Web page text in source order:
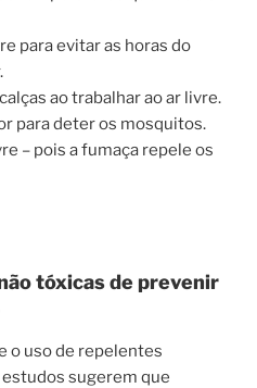
para evitar as horas do
ao trabalhar ao ar livre.
para deter os mosquitos.
– pois a fumaça repele os
tóxicas de prevenir
o uso de repelentes
estudos sugerem que